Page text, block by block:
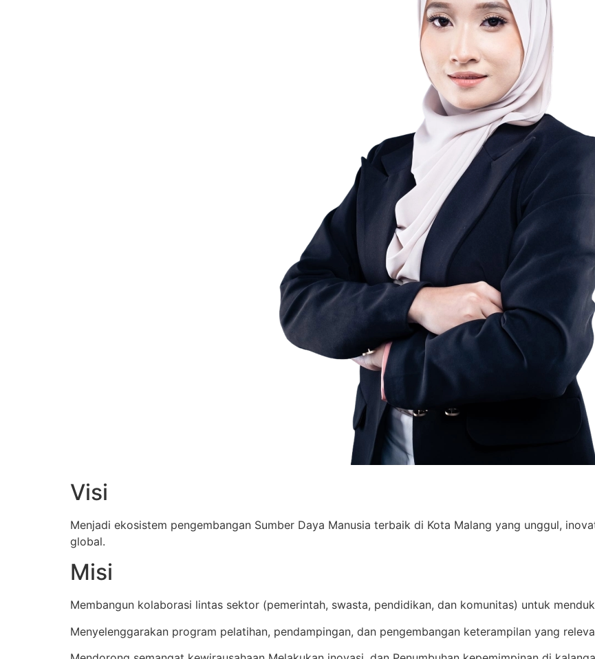
Visi
Menjadi ekosistem pengembangan Sumber Daya Manusia terbaik di Kota Malang yang unggul,
global.
Misi
Membangun kolaborasi lintas sektor (pemerintah, swasta, pendidikan, dan komunitas) untuk
Menyelenggarakan program pelatihan, pendampingan, dan pengembangan keterampilan yang